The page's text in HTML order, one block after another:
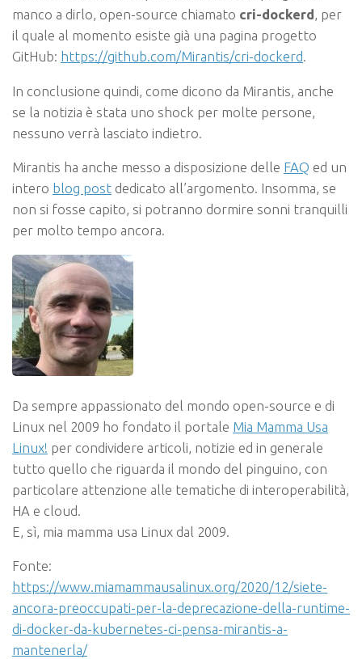
manco a dirlo, open-source chiamato cri-dockerd, per
il quale al momento esiste già una pagina progetto
GitHub: https://github.com/Mirantis/cri-dockerd.
In conclusione quindi, come dicono da Mirantis, anche
se la notizia è stata uno shock per molte persone,
nessuno verrà lasciato indietro.
Mirantis ha anche messo a disposizione delle FAQ ed un
intero blog post dedicato all’argomento. Insomma, se
non si fosse capito, si potranno dormire sonni tranquilli
per molto tempo ancora.
Da sempre appassionato del mondo open-source e di
Linux nel 2009 ho fondato il portale Mia Mamma Usa
Linux! per condividere articoli, notizie ed in generale
tutto quello che riguarda il mondo del pinguino, con
particolare attenzione alle tematiche di interoperabilità,
HA e cloud.
E, sì, mia mamma usa Linux dal 2009.
Fonte:
https://www.miamammausalinux.org/2020/12/siete-
ancora-preoccupati-per-la-deprecazione-della-runtime-
di-docker-da-kubernetes-ci-pensa-mirantis-a-
mantenerla/